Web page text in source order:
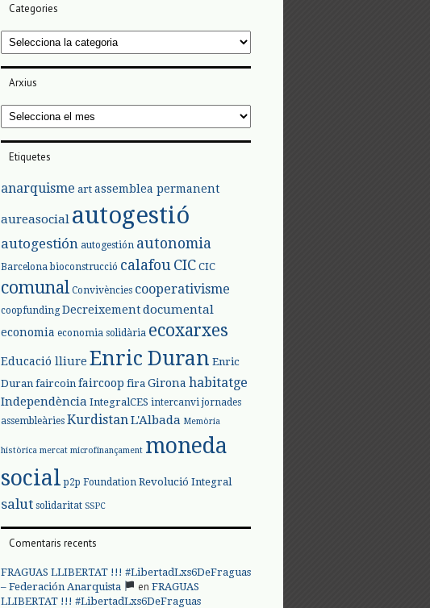
Categories
Categories
Arxius
Arxius
Etiquetes
anarquisme art assemblea permanent
aureasocial autogestió
autogestión autogestión autonomia
Barcelona bioconstrucció calafou CIC CIC
comunal Convivències cooperativisme
coopfunding Decreixementdocumental
economia economia solidària ecoxarxes
Educació lliure Enric Duran Enric
Duran faircoin faircoop fira Girona habitatge
Independència IntegralCES intercanvi jornades
assembleàries Kurdistan L'Albada Memòria
històrica mercat microfinançament moneda
social p2p Foundation Revolució Integral
salut solidaritat SSPC
Comentaris recents
FRAGUAS LLIBERTAT !!! #LibertadLxs6DeFraguas
– Federación Anarquista
en FRAGUAS
LLIBERTAT !!! #LibertadLxs6DeFraguas